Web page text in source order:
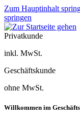
Zum Hauptinhalt
springen
Privatkunde
inkl. MwSt.
Geschäftskunde
ohne MwSt.
Willkommen im